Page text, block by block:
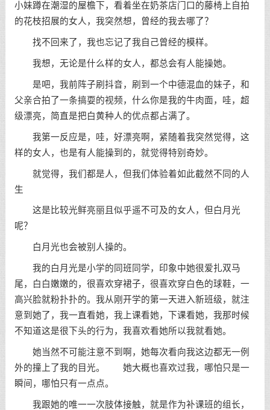
小妹蹲在潮湿的屋檐下，看着坐在奶茶店门口的藤椅上自拍
的花枝招展的女人，我突然想，曾经的我去哪了？
找不回来了，我也忘记了我自己曾经的模样。
我想，无论是什么样的女人，都总会有人能操她。
是吧，我前阵子刷抖音，刷到一个中德混血的妹子，和
父亲合拍了一条搞耍的视频，什么你是我的牛肉面，哇，超
级漂亮，简直是把白黄种人的优点都占满了。
我第一反应是，哇，好漂亮啊，紧随着我突然觉得，这
样的女人，也是有人能操到的，就觉得特别奇妙。
就觉得，我们都是人，但我们体验着如此截然不同的人
生
这是比较光鲜亮丽且似乎遥不可及的女人，但白月光
呢？
白月光也会被别人操的。
我的白月光是小学的同班同学，印象中她很爱扎双马
尾，白白嫩嫩的，很喜欢穿裙子，很喜欢穿白色的球鞋，一
高兴脸就粉扑扑的。我从刚开学的第一天进入新班级，就注
意到她了，我一直看她，我上课看她，下课看她，我那时候
不知道这是很下头的行为，我喜欢看她所以我就看她。
她当然不可能注意不到啊，她每次看向我这边都无一例
外的撞上了我的目光。 她大概也喜欢过我，哪怕只是一
瞬间，哪怕只有一点点。
我跟她的唯一一次肢体接触，就是作为补课班的组长，